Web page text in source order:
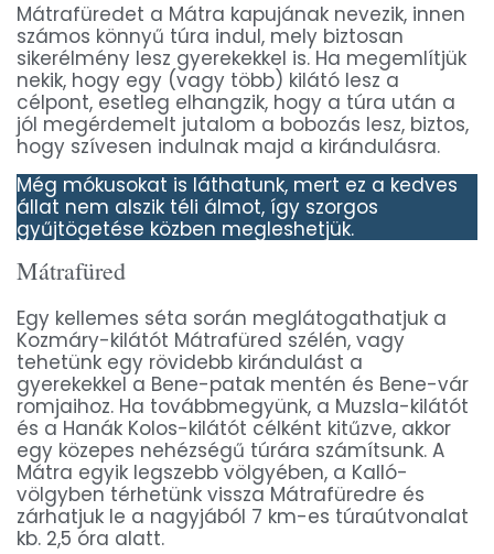
Mátrafüredet a Mátra kapujának nevezik, innen
számos könnyű túra indul, mely biztosan
sikerélmény lesz gyerekekkel is. Ha megemlítjük
nekik, hogy egy (vagy több) kilátó lesz a
célpont, esetleg elhangzik, hogy a túra után a
jól megérdemelt jutalom a bobozás lesz, biztos,
hogy szívesen indulnak majd a kirándulásra.
Még mókusokat is láthatunk, mert ez a kedves
állat nem alszik téli álmot, így szorgos
gyűjtögetése közben megleshetjük.
Mátrafüred
Egy kellemes séta során meglátogathatjuk a
Kozmáry-kilátót Mátrafüred szélén, vagy
tehetünk egy rövidebb kirándulást a
gyerekekkel a Bene-patak mentén és Bene-vár
romjaihoz. Ha továbbmegyünk, a Muzsla-kilátót
és a Hanák Kolos-kilátót célként kitűzve, akkor
egy közepes nehézségű túrára számítsunk. A
Mátra egyik legszebb völgyében, a Kalló-
völgyben térhetünk vissza Mátrafüredre és
zárhatjuk le a nagyjából 7 km-es túraútvonalat
kb. 2,5 óra alatt.